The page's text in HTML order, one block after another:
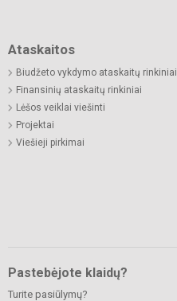
Ataskaitos
Biudžeto vykdymo ataskaitų rinkiniai
Finansinių ataskaitų rinkiniai
Lėšos veiklai viešinti
Projektai
Viešieji pirkimai
Pastebėjote klaidų?
Turite pasiūlymų?